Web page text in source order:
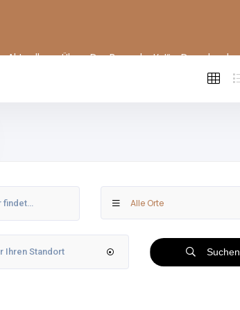
Aktuelles Über „Der Bauer hat’s!“ Downloads
Alle Orte
Suchen